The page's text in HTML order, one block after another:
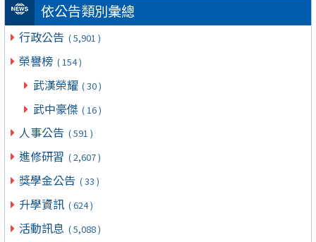
依公告類別彙總
行政公告 ( 5,901 )
榮譽榜 ( 154 )
武漢榮耀 ( 30 )
武中豪傑 ( 16 )
人事公告 ( 591 )
進修研習 ( 2,607 )
獎學金公告 ( 33 )
升學資訊 ( 624 )
活動訊息 ( 5,088 )